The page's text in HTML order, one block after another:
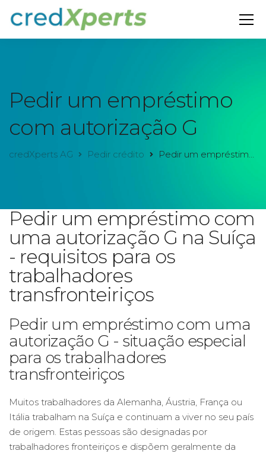
Pedir um empréstimo
com autorização G
credXperts AG Pedir crédito Pedir um empréstimo com autorização G
Pedir um empréstimo com
uma autorização G na Suíça
- requisitos para os
trabalhadores
transfronteiriços
Pedir um empréstimo com uma
autorização G - situação especial
para os trabalhadores
transfronteiriços
Muitos trabalhadores da Alemanha, Áustria, França ou
Itália trabalham na Suíça e continuam a viver no seu país
de origem. Estas pessoas são designadas por
trabalhadores fronteiriços e dispõem geralmente da